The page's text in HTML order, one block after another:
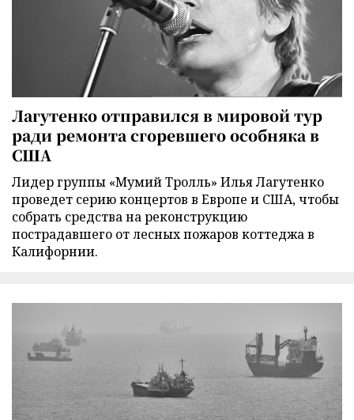
Лагутенко отправился в мировой тур
ради ремонта сгоревшего особняка в
США
Лидер группы «Мумий Тролль» Илья Лагутенко
проведет серию концертов в Европе и США, чтобы
собрать средства на реконструкцию
пострадавшего от лесных пожаров коттеджа в
Калифорнии.